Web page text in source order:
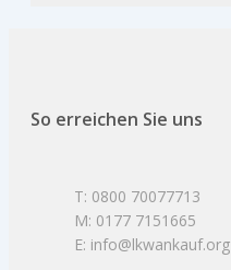
So erreichen Sie uns
T: 0800 70077713
M: 0177 7151665
E: info@lkwankauf.org